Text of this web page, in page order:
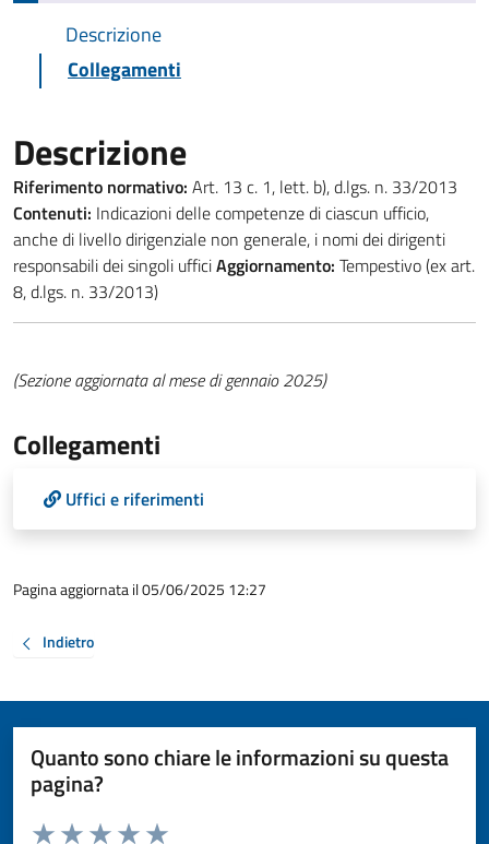
Descrizione
Collegamenti
Descrizione
Riferimento normativo: Art. 13 c. 1, lett. b), d.lgs. n. 33/2013
Contenuti: Indicazioni delle competenze di ciascun ufficio,
anche di livello dirigenziale non generale, i nomi dei dirigenti
responsabili dei singoli ufficiAggiornamento: Tempestivo (ex art.
8, d.lgs. n. 33/2013)
(Sezione aggiornata al mese di gennaio 2025)
Collegamenti
Uffici e riferimenti
Pagina aggiornata il 05/06/2025 12:27
Indietro
Quanto sono chiare le informazioni su questa
pagina?
Valuta da 1 a 5 stelle la pagina